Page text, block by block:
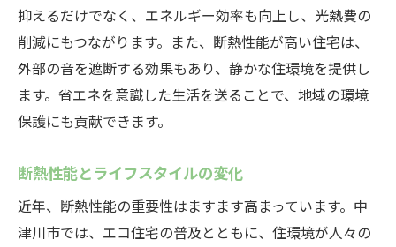
抑えるだけでなく、エネルギー効率も向上し、光熱費の
削減にもつながります。また、断熱性能が高い住宅は、
外部の音を遮断する効果もあり、静かな住環境を提供し
ます。省エネを意識した生活を送ることで、地域の環境
保護にも貢献できます。
断熱性能とライフスタイルの変化
近年、断熱性能の重要性はますます高まっています。中
津川市では、エコ住宅の普及とともに、住環境が人々の